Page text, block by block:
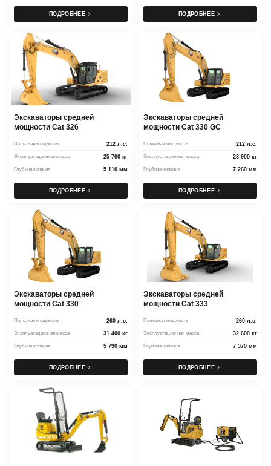
ПОДРОБНЕЕ ПОДРОБНЕЕ
Экскаваторы средней
мощности Cat 326
Полезная мощность 212 л.с.
Эксплуатационная масса 25 700 кг
Глубина копания 5 110 мм
ПОДРОБНЕЕ
Экскаваторы средней
мощности Cat 330 GC
Полезная мощность 212 л.с.
Эксплуатационная масса 28 900 кг
Глубина копания 7 260 мм
ПОДРОБНЕЕ
Экскаваторы средней
мощности Cat 330
Полезная мощность 260 л.с.
Эксплуатационная масса 31 400 кг
Глубина копания 5 790 мм
ПОДРОБНЕЕ
Экскаваторы средней
мощности Cat 333
Полезная мощность 260 л.с.
Эксплуатационная масса 32 600 кг
Глубина копания 7 370 мм
ПОДРОБНЕЕ